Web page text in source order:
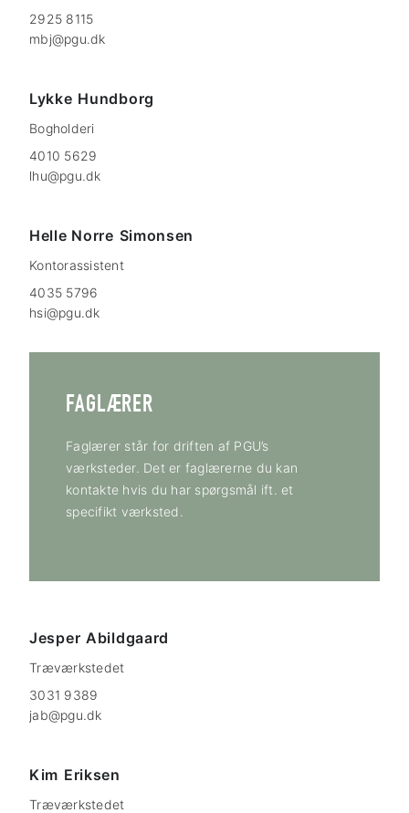
2925 8115
mbj@pgu.dk
Lykke Hundborg
Bogholderi
4010 5629
lhu@pgu.dk
Helle Norre Simonsen
Kontorassistent
4035 5796
hsi@pgu.dk
FAGLÆRER
Faglærer står for driften af PGU’s
værksteder. Det er faglærerne du kan
kontakte hvis du har spørgsmål ift. et
specifikt værksted.
Jesper Abildgaard
Træværkstedet
3031 9389
jab@pgu.dk
Kim Eriksen
Træværkstedet